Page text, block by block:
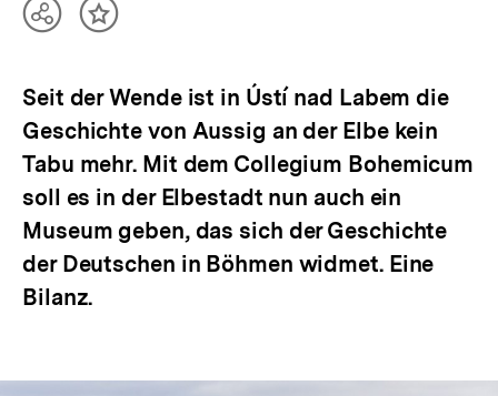
TeilenInhalt
Seit der Wende ist in Ústí nad Labem die
Geschichte von Aussig an der Elbe kein
Tabu mehr. Mit dem Collegium Bohemicum
soll es in der Elbestadt nun auch ein
Museum geben, das sich der Geschichte
der Deutschen in Böhmen widmet. Eine
Bilanz.